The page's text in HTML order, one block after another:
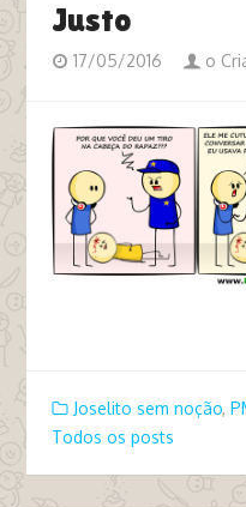
Justo
17/05/2016 o
Joselito sem noção,
Todos os posts